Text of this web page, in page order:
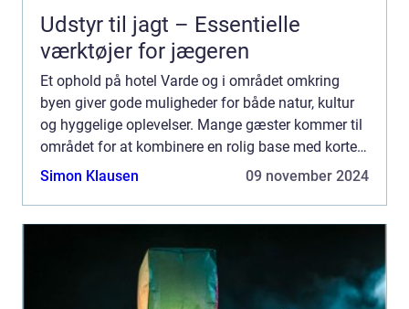
Udstyr til jagt – Essentielle
værktøjer for jægeren
Et ophold på hotel Varde og i området omkring
byen giver gode muligheder for både natur, kultur
og hyggelige oplevelser. Mange gæster kommer til
området for at kombinere en rolig base med korte
ture til Vesterhavet, Varde bymidte og de mindre
Simon Klausen 09 november 2024